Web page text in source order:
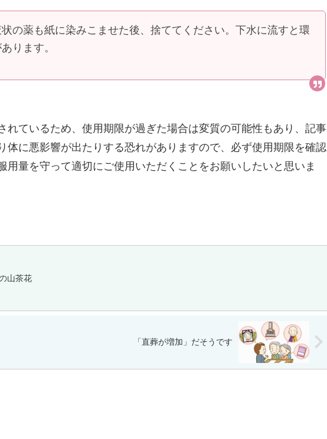
の薬も紙に染みこませた後、捨ててください。下水に流すと環
ります。
れているため、使用期限が過ぎた場合は変質の可能性もあり、記事
体に悪影響が出たりする恐れがありますので、必ず使用期限を確認
用量を守って適切にご使用いただくことをお願いしたいと思いま
山茶花
「直葬が増加」だそうです